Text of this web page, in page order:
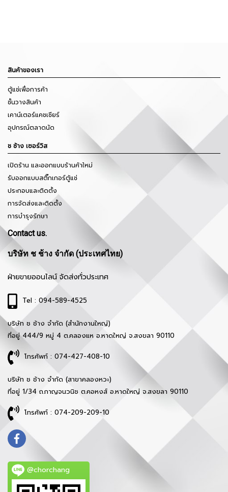
สินค้าของเรา
ตู้แช่เพื่อการค้า
ชั้นวางสินค้า
เคาน์เตอร์แคชเชียร์
อุปกรณ์ตลาดนัด
ช ช้าง เซอร์วิส
เปิดร้าน และออกแบบร้านค้าใหม่
รับออกแบบสติ๊กเกอร์ตู้แช่
ประกอบและติดตั้ง
การจัดส่งและติดตั้ง
การบำรุงรักษา
Contact us.
บริษัท ช ช้าง จำกัด (ประเทศไทย)
ฝ่ายขายออนไลน์ จัดส่งทั่วประเทศ
Tel : 094-589-4525
บริษัท ช ช้าง จำกัด (สำนักงานใหญ่)
ที่อยู่ 444/9 หมู่ 4 ต.คลองแห อ.หาดใหญ่ จ.สงขลา 90110
โทรศัพท์ : 074-427-408-10
บริษัท ช ช้าง จำกัด (สาขาคลองหวะ)
ที่อยู่ 1/34 ถ.กาญจนวนิช ต.คอหงส์ อ.หาดใหญ่ จ.สงขลา 90110
โทรศัพท์ : 074-209-209-10
@chorchang